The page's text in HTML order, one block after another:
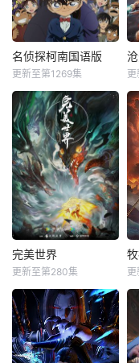
名侦探柯南国语版
更新至第1269集
完美世界
更新至第280集